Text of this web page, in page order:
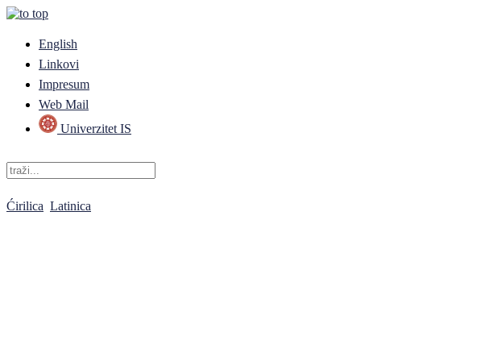
English
Linkovi
Impresum
Web Mail
Univerzitet IS
Ćirilica Latinica